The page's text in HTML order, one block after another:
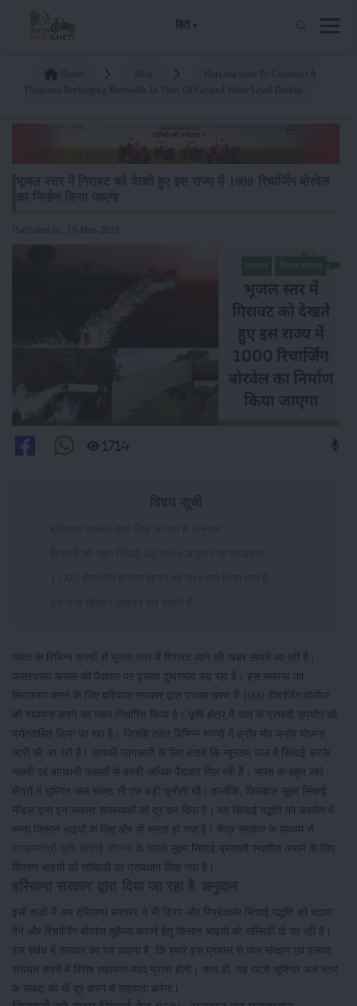
हिंदी
Published on: 19-Mar-2023
1714
हरियाणा सरकार द्वारा दिया जा रहा है अनुदान
किसानों को सूक्ष्म सिंचाई हेतु 85% अनुदान का प्रावधान
1,000 रीचार्जिंग बोरवेल लगाने का लक्ष्य तय किया गया है
इस तरह किसान आवेदन कर सकते हैं
भारत के विभिन्न राज्यों से भूजल स्तर में गिरावट आने की खबर सामने आ रही है।
फलस्वरूप फसल की पैदावार पर इसका दुष्प्रभाव पड़ रहा है। इस समस्या का
निराकरण करने के लिए हरियाणा सरकार द्वारा प्रथम चरण में 1000 रीचार्जिंग बोरवेल
की स्थापना करने का लक्ष्य निर्धारित किया है। कृषि क्षेत्र में जल के प्रभावी उपयोग को
प्रोत्साहित किया जा रहा है। जिसके तहत विभिन्न राज्यों में ड्रॉप मोर क्रॉप योजना
जारी की जा रही है। आपकी जानकारी के लिए बतादें कि न्यूनतम जल में सिंचाई करके
नकदी एवं बागवानी फसलों से काफी अधिक पैदावार मिल रही है। भारत के बहुत सारे
क्षेत्रों में भूमिगत जल संकट भी एक बड़ी चुनौती थी। हालाँकि, फिलहाल सूक्ष्म सिंचाई
मॉडल द्वारा इन समस्त समस्याओं को दूर कर दिया है। यह सिंचाई पद्धति को उपयोग में
लाना किसान भाइयों के लिए और भी सस्ता हो गया है। केंद्र सरकार के माध्यम से
प्रधानमंत्री कृषि सिंचाई योजना
के चलते सूक्ष्म सिंचाई प्रणाली स्थापित कराने के लिए
किसान भाइयों को सब्सिडी का प्रावधान दिया गया है।
इसी कड़ी में अब हरियाणा सरकार ने भी ड्रिप और स्प्रिंकलर सिंचाई पद्धति को बढ़ावा
देने और रिचार्जिंग बोरवेल मुहैय्या कराने हेतु किसान भाइयों को सब्सिड़ी दी जा रही है।
इस संबंध में सरकार का यह कहना है, कि हमारे इस प्रयास से जल संरक्षण एवं इसका
संचयन करने में विशेष सहायता मदद प्राप्त होगी। साथ ही, यह घटते भूमिगत जल स्तर
के संकट को भी दूर करने में सहायता करेगा।